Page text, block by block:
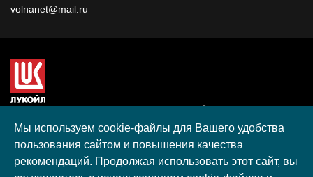
volnanet@mail.ru
гранта, полученного в рамках XIII Конкурса социальных и
культурных проектов ПАО "ЛУКОЙЛ" на территории
Калининградской области в 2020 году
Согласие на обработку персональных данных
Мы используем cookie-файлы для Вашего удобства
пользования сайтом и повышения качества
рекомендаций. Продолжая использовать этот сайт, вы